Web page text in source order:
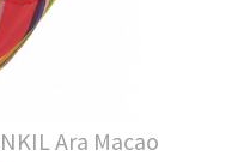
Ara Macao